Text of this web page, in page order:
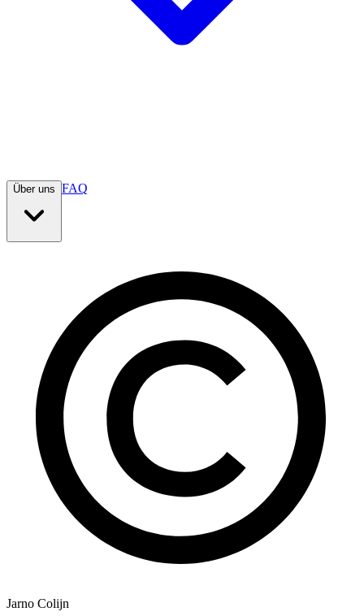
Über uns FAQ
Jarno Colijn